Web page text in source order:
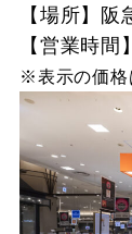
【場所】
【営業時間
※表示の価格